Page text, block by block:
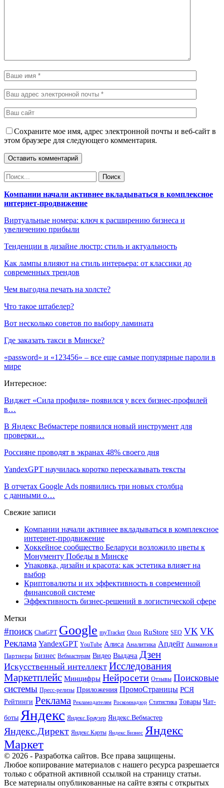
Сохраните мое имя, адрес электронной почты и веб-сайт в
этом браузере для следующего комментария.
Компании начали активнее вкладываться в комплексное
интернет-продвижение
Виртуальные номера: ключ к расширению бизнеса и
увеличению прибыли
Тенденции в дизайне люстр: стиль и актуальность
Как лампы влияют на стиль интерьера: от классики до
современных трендов
Чем выгодна печать на холсте?
Что такое штабелер?
Вот несколько советов по выбору ламината
Где заказать такси в Минске?
«password» и «123456» – все еще самые популярные пароли в
мире
Интересное:
Виджет «Сила профиля» появился у всех бизнес-профилей
в…
В Яндекс Вебмастере появился новый инструмент для
проверки…
Россияне проводят в экранах 48% своего дня
YandexGPT научилась коротко пересказывать тексты
В отчетах Google Ads появились три новых столбца
с данными о…
Свежие записи
Компании начали активнее вкладываться в комплексное
интернет-продвижение
Хоккейное сообщество Беларуси возложило цветы к
Монументу Победы в Минске
Упаковка, дизайн и красота: как эстетика влияет на
выбор
Криптовалюты и их эффективность в современной
финансовой системе
Эффективность бизнес-решений в логистической сфере
Метки
#поиск ChatGPT Google myTracker Ozon RuStore SEO VK VK
Реклама YandexGPT YouTube Алиса Аналитика Апдейт Ашманов и
Партнеры Бизнес Вебмастерам Видео Выдача Дзен
Искусственный интеллект Исследования
Маркетплейс Минцифры Нейросети Отзывы Поисковые
системы Пресс-релизы Приложения ПромоСтраницы РСЯ
Рейтинги Реклама Рекламодателям Роскомнадзор Статистика Товары Чат-
боты Яндекс Яндекс.Браузер Яндекс.Вебмастер
Яндекс.Директ Яндекс.Карты Яндекс Бизнес Яндекс
Маркет
© 2026 - Разработка сайтов. Все права защищены.
Любое копирование материалов с нашего ресурса разрешается
только с обратной активной ссылкой на страницу статьи.
Все материалы опубликованные на сайте взяты с открытых